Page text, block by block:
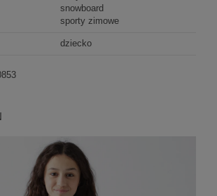
snowboard
sporty zimowe
dziecko